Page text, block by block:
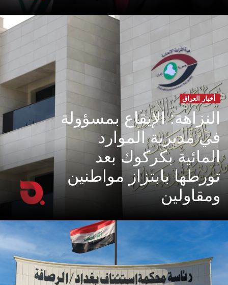
أخبار العراق
النزاهة: الإيقاع بمسؤولة
في مديرية الموارد
المائية بكركوك بعد
تورطها بابتزاز مواطنين
ومقاولين